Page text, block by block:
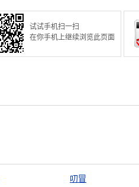
试试手机扫一扫
在你手机上继续浏览此页面
叨冒